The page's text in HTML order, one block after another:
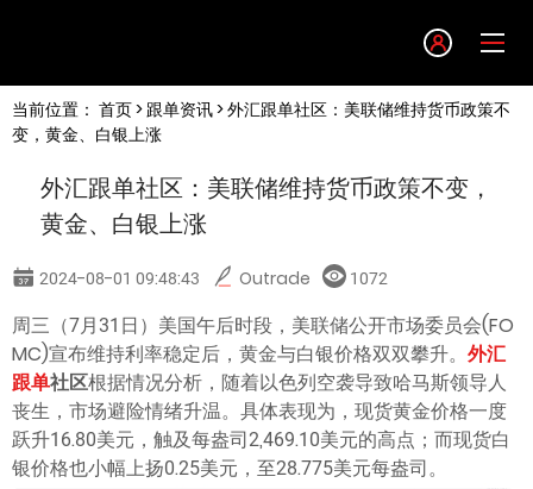
English
简体中文
한글
日本語
Tiếng việt
当前位置： 首页> 跟单资讯> 外汇跟单社区：美联储维持货币政策不
变，黄金、白银上涨
外汇跟单社区：美联储维持货币政策不变，
黄金、白银上涨
2024-08-01 09:48:43 Outrade 1072
周三（7月31日）美国午后时段，美联储公开市场委员会(FO
MC)宣布维持利率稳定后，黄金与白银价格双双攀升。 外汇
跟单社区根据情况分析，随着以色列空袭导致哈马斯领导人
丧生，市场避险情绪升温。具体表现为，现货黄金价格一度
跃升16.80美元，触及每盎司2,469.10美元的高点；而现货白
银价格也小幅上扬0.25美元，至28.775美元每盎司。